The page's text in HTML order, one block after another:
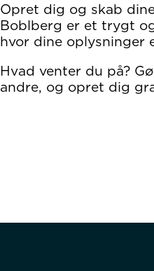
Opret dig og skab
Boblberg er et trygt
hvor dine oplysninger
Hvad venter du på?
andre, og opret dig